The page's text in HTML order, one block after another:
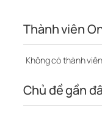
Thành viên
Không có thành
Chủ đề gần